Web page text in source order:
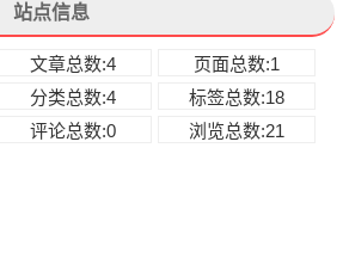
站点信息
文章总数:4
页面总数:1
分类总数:4
标签总数:18
评论总数:0
浏览总数:21